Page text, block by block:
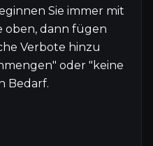
Sie immer mit
oben, dann fügen
Verbote hinzu
oder "keine
Bedarf.